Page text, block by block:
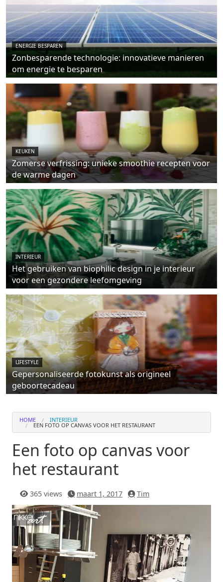
ENERGIE BESPAREN
Zonbesparende technologie: innovatieve manieren
om energie te besparen
KEUKEN
Zomerse verfrissing: unieke smoothie recepten voor
de warme dagen
INTERIEUR
Het gebruiken van biophilic design in je interieur
voor een gezondere leefomgeving
LIFESTYLE
Gepersonaliseerde fotokunst als origineel
geboortecadeau
HOME INTERIEUR
EEN FOTO OP CANVAS VOOR HET RESTAURANT
Een foto op canvas voor
het restaurant
365 views maart 1, 2017 Tim